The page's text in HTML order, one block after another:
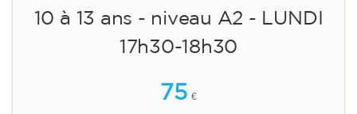
10 à 13 ans - niveau A2 - LUNDI
17h30-18h30
75 €